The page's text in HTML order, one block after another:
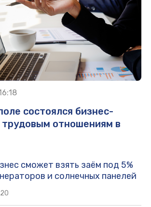
состоялся бизнес-
трудовым отношениям в
сможет взять заём под 5%
и солнечных панелей